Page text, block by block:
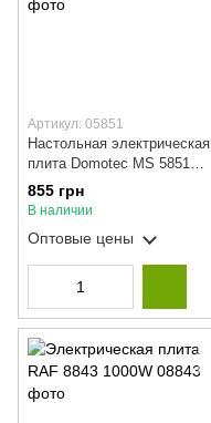
Артикул: 05851
Настольная электрическая
плита Domotec MS 5851
CERAMIC переносная
керамическая варочная
855 грн
В наличии
Оптовые цены